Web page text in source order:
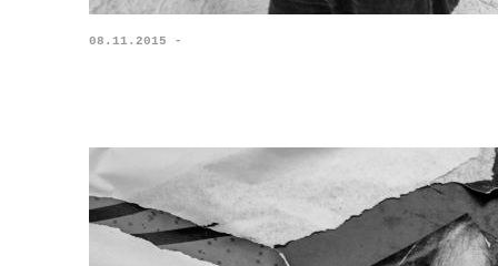
08.11.2015 -